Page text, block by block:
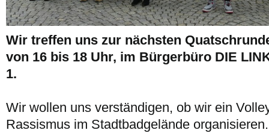
Wir treffen uns zur nächsten
von 16 bis 18 Uhr, im Bürgerbüro DIE
1.
Wir wollen uns verständigen, ob wir ein
Rassismus im Stadtbadgelände